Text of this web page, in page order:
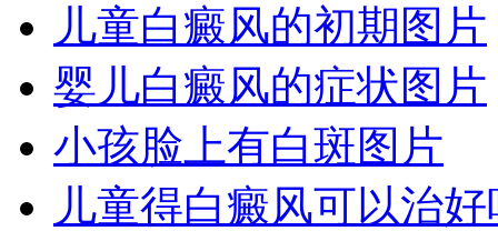
儿童白癜风的初期图片
婴儿白癜风的症状图片
小孩脸上有白斑图片
儿童得白癜风可以治好